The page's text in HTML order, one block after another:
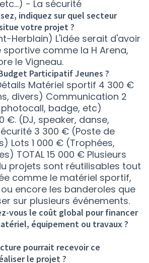
- La sécurité
indiquez sur quel secteur
votre projet ?
Herblain) L'idée serait d'avoir
comme la H Arena,
le Vigneau.
Participatif Jeunes ?
Matériel sportif 4 300 €
divers) Communication 2
badge, etc)
€. (DJ, speaker, danse,
3 300 € (Poste de
Lots 1 000 € (Trophées,
TOTAL 15 000 € Plusieurs
projets sont réutilisables tout
comme le matériel sportif,
encore les banderoles que
sur plusieurs événements.
vous le coût global pour financer
équipement ou travaux ?
pourrait recevoir ce
le projet ?